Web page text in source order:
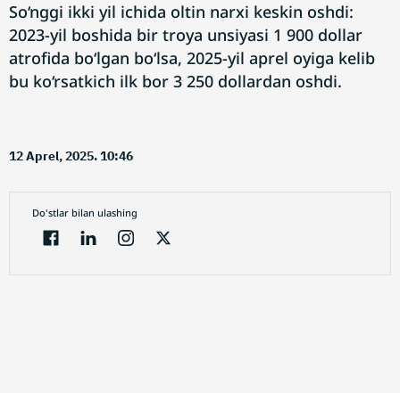
So‘nggi ikki yil ichida oltin narxi keskin oshdi:
2023-yil boshida bir troya unsiyasi 1 900 dollar
atrofida bo‘lgan bo‘lsa, 2025-yil aprel oyiga kelib
bu ko‘rsatkich ilk bor 3 250 dollardan oshdi.
12 Aprel, 2025. 10:46
Do'stlar bilan ulashing